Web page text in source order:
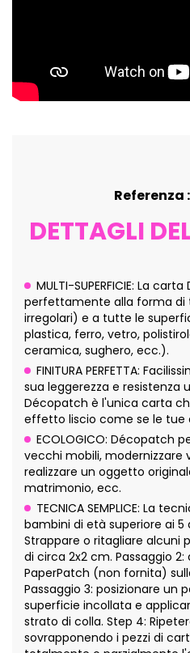
Referenza
DETTAGLI
MULTI-SUPERFICIE: La
perfettamente alla forma
irregolari) e a tutte le
plastica, ferro, vetro,
ceramica, sughero, ecc.).
FINITURA PERFETTA:
sua leggerezza e resistenza
Décopatch è l'unica carta
effetto liscio come se le tue
ECOLOGICO: Décopatch
vecchi mobili, modernizzare
realizzare un oggetto
matrimonio, ecc.
TECNICA SEMPLICE: La
bambini di età superiore ai 5
Strappare o ritagliare alcuni
di circa 2x2 cm. Passaggio
PaperPatch (non fornita)
Passaggio 3: posizionare un
superficie incollata e
strato di colla. Step 4:
sovrapponendo i pezzi di